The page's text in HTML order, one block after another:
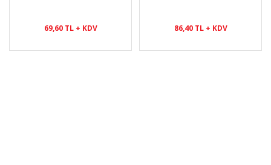
69,60 TL + KDV 86,40 TL + KDV